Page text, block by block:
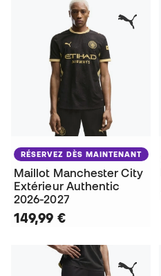
RÉSERVEZ DÈS MAINTENANT
Maillot Manchester City
Extérieur Authentic
2026-2027
149,99 €